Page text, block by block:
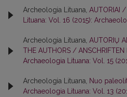
Archeologia Lituana, AUTORIAI
Lituana: Vol. 16 (2015):
Archeologia Lituana, AUTORIŲ
THE AUTHORS / ANSCHRIFTEN
Archaeologia Lituana: Vol. 15
Archeologia Lituana, Nuo
Archaeologia Lituana: Vol. 13